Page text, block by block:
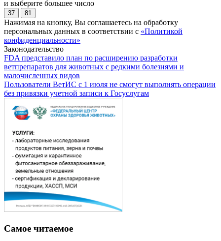
и выберите большее число
37 81
Нажимая на кнопку, Вы соглашаетесь на обработку
персональных данных в соответствии с «Политикой
конфиденциальности»
Законодательство
FDA представило план по расширению разработки
ветпрепаратов для животных с редкими болезнями и
малочисленных видов
Пользователи ВетИС с 1 июля не смогут выполнять операции
без привязки учетной записи к Госуслугам
Самое читаемое